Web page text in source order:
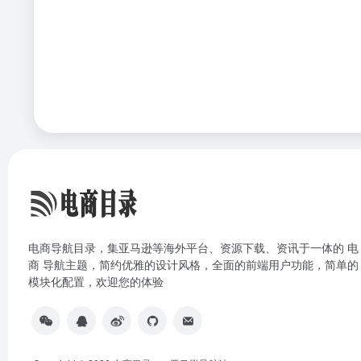
电商导航目录，集亚马逊等海外平台、资源下载、资讯于一体的 电
商 导航主题，简约优雅的设计风格，全面的前端用户功能，简单的
模块化配置，欢迎您的体验